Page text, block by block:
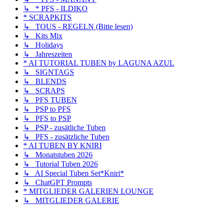
↳ * PFS - ILDIKO
* SCRAPKITS
↳ TOUS - REGELN (Bitte lesen)
↳ Kits Mix
↳ Holidays
↳ Jahreszeiten
* AI TUTORIAL TUBEN by LAGUNA AZUL
↳ SIGNTAGS
↳ BLENDS
↳ SCRAPS
↳ PFS TUBEN
↳ PSP to PFS
↳ PFS to PSP
↳ PSP - zusätliche Tuben
↳ PFS - zusätzliche Tuben
* AI TUBEN BY KNIRI
↳ Monatstuben 2026
↳ Tutorial Tuben 2026
↳ AI Special Tuben Set*Kniri*
↳ ChatGPT Prompts
* MITGLIEDER GALERIEN LOUNGE
↳ MITGLIEDER GALERIE